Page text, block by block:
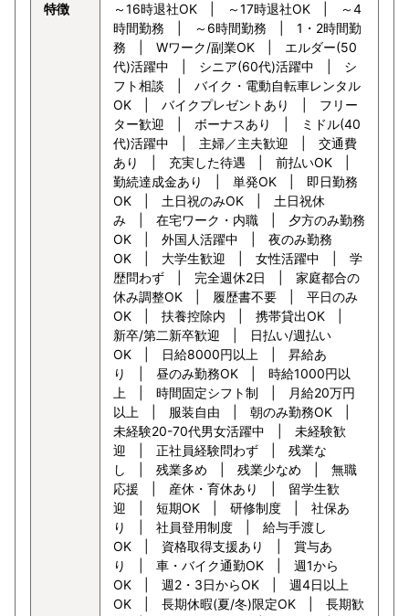
特徴
～16時退社OK | ～17時退社OK | ～4
時間勤務 | ～6時間勤務 | 1・2時間勤
務 | Wワーク/副業OK | エルダー(50
代)活躍中 | シニア(60代)活躍中 | シ
フト相談 | バイク・電動自転車レンタル
OK | バイクプレゼントあり | フリー
ター歓迎 | ボーナスあり | ミドル(40
代)活躍中 | 主婦／主夫歓迎 | 交通費
あり | 充実した待遇 | 前払いOK |
勤続達成金あり | 単発OK | 即日勤務
OK | 土日祝のみOK | 土日祝休
み | 在宅ワーク・内職 | 夕方のみ勤務
OK | 外国人活躍中 | 夜のみ勤務
OK | 大学生歓迎 | 女性活躍中 | 学
歴問わず | 完全週休2日 | 家庭都合の
休み調整OK | 履歴書不要 | 平日のみ
OK | 扶養控除内 | 携帯貸出OK |
新卒/第二新卒歓迎 | 日払い/週払い
OK | 日給8000円以上 | 昇給あ
り | 昼のみ勤務OK | 時給1000円以
上 | 時間固定シフト制 | 月給20万円
以上 | 服装自由 | 朝のみ勤務OK |
未経験20-70代男女活躍中 | 未経験歓
迎 | 正社員経験問わず | 残業な
し | 残業多め | 残業少なめ | 無職
応援 | 産休・育休あり | 留学生歓
迎 | 短期OK | 研修制度 | 社保あ
り | 社員登用制度 | 給与手渡し
OK | 資格取得支援あり | 賞与あ
り | 車・バイク通勤OK | 週1から
OK | 週2・3日からOK | 週4日以上
OK | 長期休暇(夏/冬)限定OK | 長期歓